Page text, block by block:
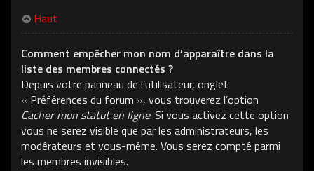
Haut
Comment empêcher mon nom d’apparaître dans la
liste des membres connectés ?
Depuis votre panneau de l’utilisateur, onglet
« Préférences du forum », vous trouverez l’option
Cacher mon statut en ligne. Si vous activez cette option
vous ne serez visible que par les administrateurs, les
modérateurs et vous-même. Vous serez compté parmi
les membres invisibles.